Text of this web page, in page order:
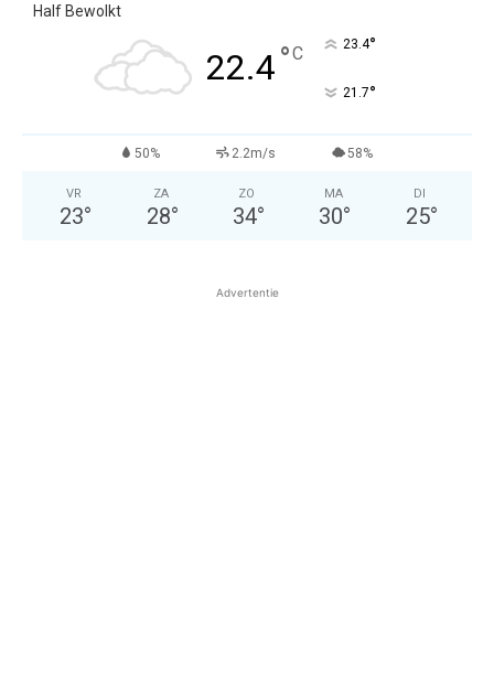
Half Bewolkt
22.4°C 23.4°
21.7°
50% 2.2m/s 58%
VR
23°
ZA
28°
ZO
34°
MA
30°
DI
25°
Advertentie